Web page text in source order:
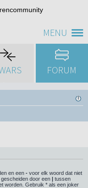
MENU
FORUM
en een - voor elk woord dat niet
door een | tussen
worden. Gebruik * als een joker